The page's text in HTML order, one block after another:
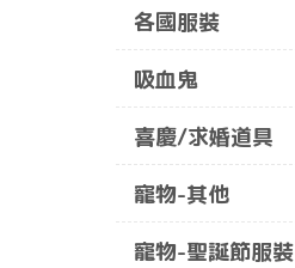
各國服裝
吸血鬼
喜慶/求婚道具
寵物-其他
寵物-聖誕節服裝